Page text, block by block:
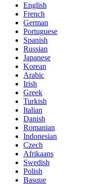
English
French
German
Portuguese
Spanish
Russian
Japanese
Korean
Arabic
Irish
Greek
Turkish
Italian
Danish
Romanian
Indonesian
Czech
Afrikaans
Swedish
Polish
Basque